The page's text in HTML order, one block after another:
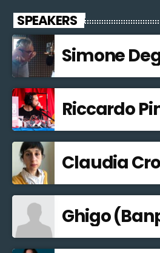
SPEAKERS
Simone
Riccardo
Claudia
Ghigo